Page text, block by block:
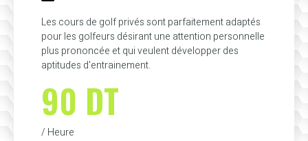
Les cours de golf privés sont parfaitement adaptés
pour les golfeurs désirant une attention personnelle
plus prononcée et qui veulent développer des
aptitudes d'entrainement.
90 DT
/ Heure